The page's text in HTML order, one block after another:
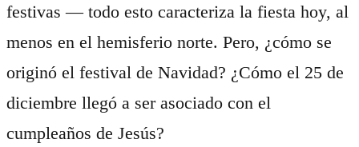
festivas — todo esto caracteriza la fiesta hoy, al
menos en el hemisferio norte. Pero, ¿cómo se
originó el festival de Navidad? ¿Cómo el 25 de
diciembre llegó a ser asociado con el
cumpleaños de Jesús?